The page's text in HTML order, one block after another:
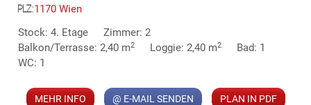
PLZ:1170 Wien
Stock: 4. Etage
Zimmer: 2
Balkon/Terrasse: 2,40 m2 Loggie: 2,40 m2
Bad: 1
WC: 1
MEHR INFO @ E-MAIL SENDEN PLAN IN PDF